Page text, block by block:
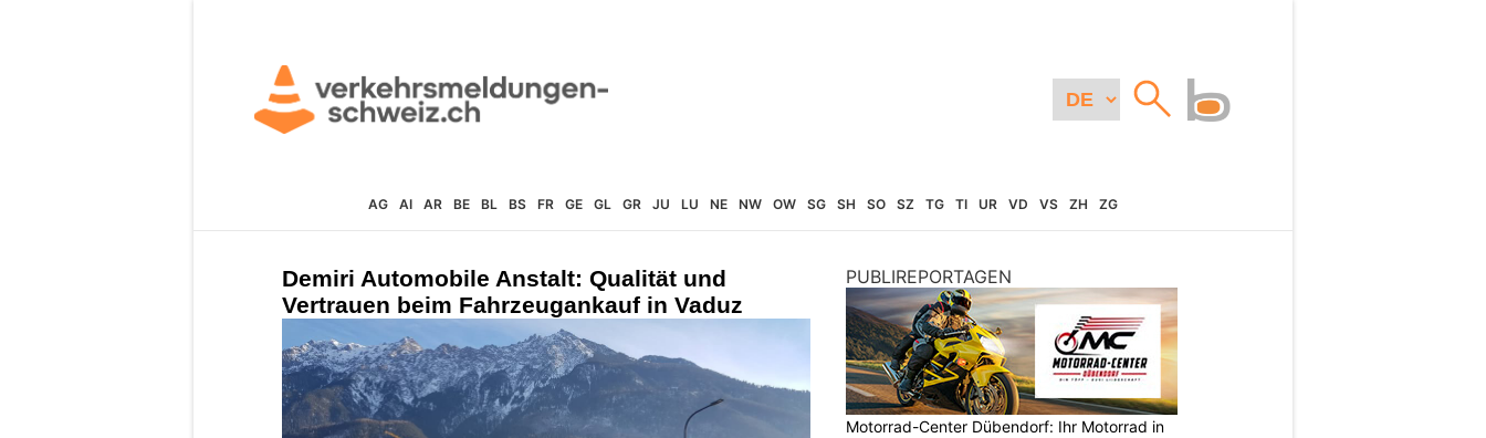
AG AI AR BE BL BS FR GE GL GR JU LU NE NW OW SG SH SO SZ TG TI UR VD VS ZH ZG
Demiri Automobile Anstalt: Qualität und
Vertrauen beim Fahrzeugankauf in Vaduz
PUBLIREPORTAGEN
Motorrad-Center Dübendorf: Ihr Motorrad in